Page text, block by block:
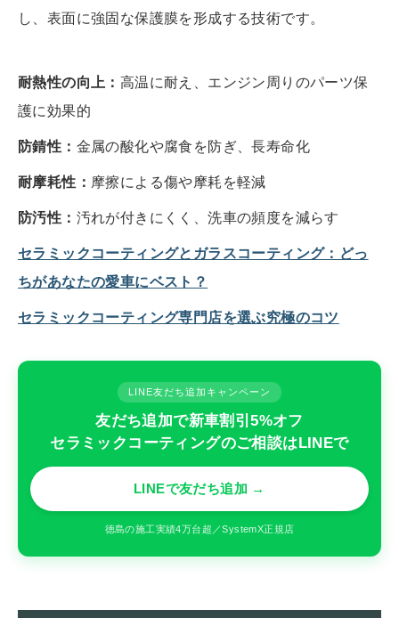
し、表面に強固な保護膜を形成する技術です。
耐熱性の向上： 高温に耐え、エンジン周りのパーツ保
護に効果的
防錆性： 金属の酸化や腐食を防ぎ、長寿命化
耐摩耗性： 摩擦による傷や摩耗を軽減
防汚性： 汚れが付きにくく、洗車の頻度を減らす
セラミックコーティングとガラスコーティング：どっ
ちがあなたの愛車にベスト？
セラミックコーティング専門店を選ぶ究極のコツ
LINE友だち追加キャンペーン
友だち追加で新車割引5%オフ
セラミックコーティングのご相談はLINEで
LINEで友だち追加 →
徳島の施工実績4万台超／SystemX正規店